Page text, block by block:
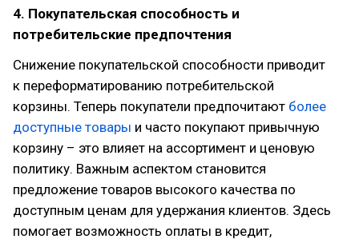
4. Покупательская способность и
потребительские предпочтения
Снижение покупательской способности приводит
к переформатированию потребительской
корзины. Теперь покупатели предпочитают более
доступные товары и часто покупают привычную
корзину – это влияет на ассортимент и ценовую
политику. Важным аспектом становится
предложение товаров высокого качества по
доступным ценам для удержания клиентов. Здесь
помогает возможность оплаты в кредит,